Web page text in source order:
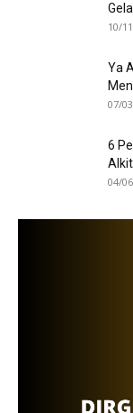
10/
Ya
07/
6
04/